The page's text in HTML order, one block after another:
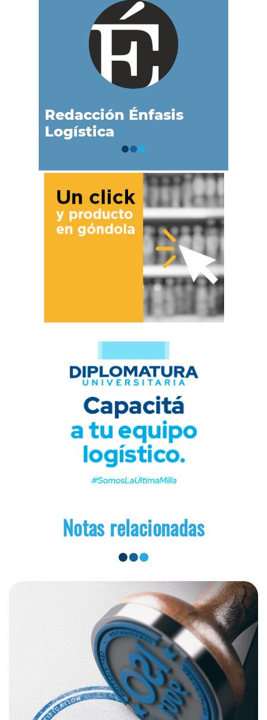
Redacción Énfasis
Logística
Notas relacionadas